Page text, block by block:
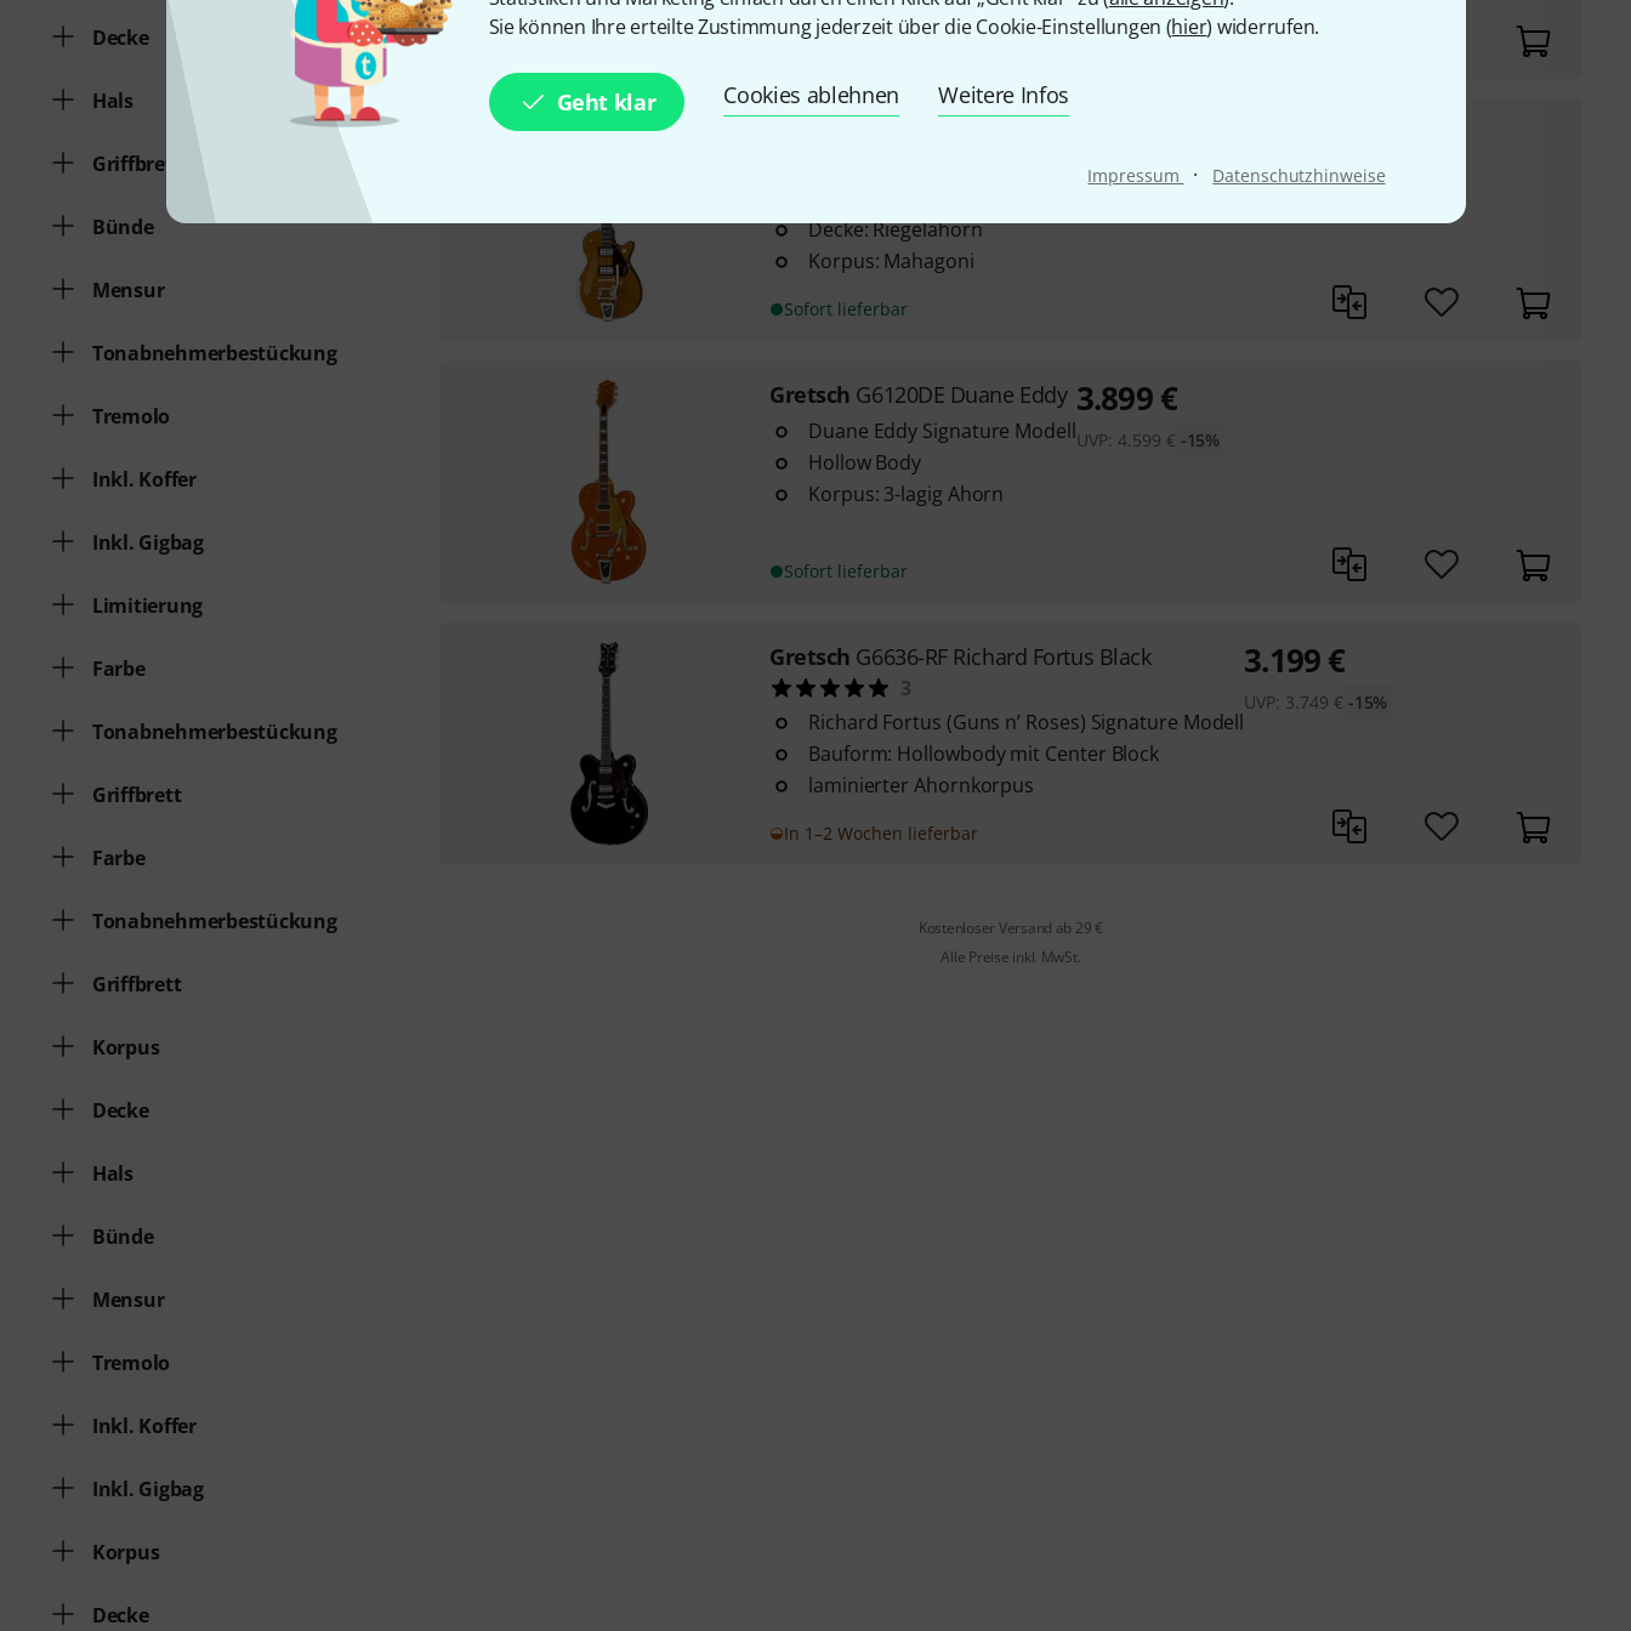
Sie können Ihre erteilte Zustimmung jederzeit über die Cookie-Einstellungen (hier) widerrufen.
Geht klar Cookies ablehnen Weitere Infos
Impressum · Datenschutzhinweise
Decke
Hals
Griffbrett
Bünde
Mensur
Tonabnehmerbestückung
Tremolo
Inkl. Koffer
Inkl. Gigbag
Limitierung
Farbe
Tonabnehmerbestückung
Griffbrett
Farbe
Tonabnehmerbestückung
Griffbrett
Korpus
Decke
Hals
Bünde
Mensur
Tremolo
Inkl. Koffer
Inkl. Gigbag
Korpus
Decke
Lieferbar in mehreren Monaten
Decke: Riegelahorn
Korpus: Mahagoni
Sofort lieferbar
UVP:3.999 € -18%
Gretsch G6120DE Duane Eddy
Duane Eddy Signature Modell
Hollow Body
Korpus: 3-lagig Ahorn
Sofort lieferbar
3.899€
UVP: 4.599 € -15%
Gretsch G6636-RF Richard Fortus Black
3
Richard Fortus (Guns n’ Roses) Signature Modell
Bauform: Hollowbody mit Center Block
laminierter Ahornkorpus
In 1–2 Wochen lieferbar
3.199€
UVP: 3.749 € -15%
Kostenloser Versand ab 29 €
Alle Preise inkl. MwSt.